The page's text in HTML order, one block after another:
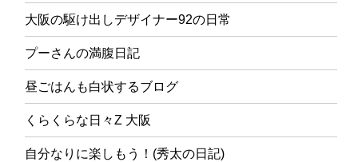
大阪の駆け出しデザイナー92の日常
プーさんの満腹日記
昼ごはんも白状するブログ
くらくらな日々Z 大阪
自分なりに楽しもう！(秀太の日記)